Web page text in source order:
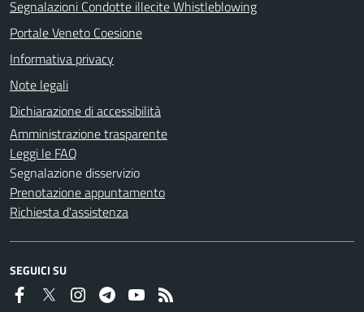
Segnalazioni Condotte illecite Whistleblowing
Portale Veneto Coesione
Informativa privacy
Note legali
Dichiarazione di accessibilità
Amministrazione trasparente
Leggi le FAQ
Segnalazione disservizio
Prenotazione appuntamento
Richiesta d'assistenza
SEGUICI SU